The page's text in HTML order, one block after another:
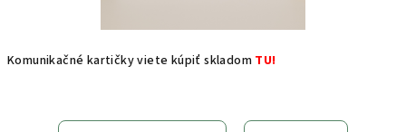
Komunikačné kartičky viete kúpiť skladom TU!